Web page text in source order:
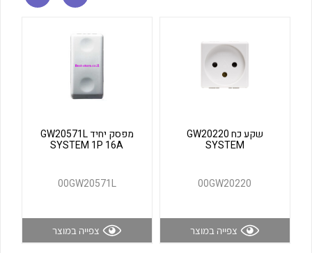
שקע כח GW20220
SYSTEM
00GW20220
צפייה במוצר
מפסק יחיד GW20571L
SYSTEM 1P 16A
00GW20571L
צפייה במוצר